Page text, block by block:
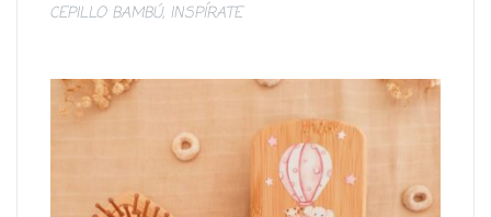
CEPILLO BAMBÚ, INSPÍRATE